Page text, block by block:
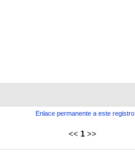
Enlace permanente a este registro
<< 1 >>